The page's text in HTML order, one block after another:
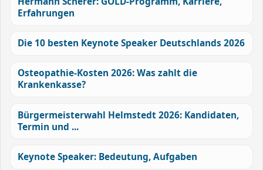
Erfahrungen
Die 10 besten Keynote Speaker Deutschlands 2026
Osteopathie-Kosten 2026: Was zahlt die
Krankenkasse?
Bürgermeisterwahl Helmstedt 2026: Kandidaten,
Termin und ...
Keynote Speaker: Bedeutung, Aufgaben